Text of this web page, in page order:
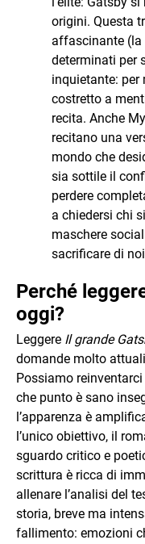
origini. Questa
affascinante (la
determinati per
inquietante: per
costretto a
recita. Anche
recitano una
mondo che
sia sottile il
perdere
a chiedersi chi
maschere
sacrificare di
Perché
oggi?
Leggere Il grande
domande molto
Possiamo
che punto è sano
l’apparenza è
l’unico obiettivo, il
sguardo critico e
scrittura è ricca di
allenare l’analisi del
storia, breve ma
fallimento: emozioni